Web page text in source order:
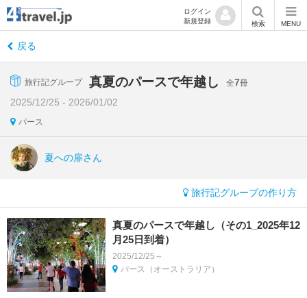
ログイン
新規登録
検索 MENU
戻る
旅行記グループ 真夏のパースで年越し 全7冊
2025/12/25 - 2026/01/02
パース
夏への扉さん
旅行記グループの作り方
真夏のパースで年越し（その1_2025年12
月25日到着）
2025/12/25～
パース（オーストラリア）